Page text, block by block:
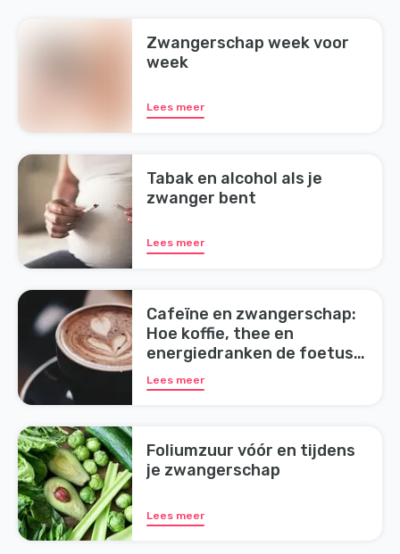
Zwangerschap week voor
week
Lees meer
Tabak en alcohol als je
zwanger bent
Lees meer
Cafeïne en zwangerschap:
Hoe koffie, thee en
energiedranken de foetus
beïnvloeden
Lees meer
Foliumzuur vóór en tijdens
je zwangerschap
Lees meer